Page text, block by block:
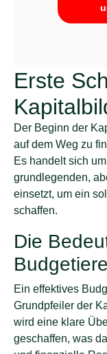
Erste
Der Beginn der
auf dem Weg zu
Es handelt sich
grundlegenden,
einsetzt, um ein
schaffen.
Die
Ein effektives
Grundpfeiler der
wird eine klare
geschaffen, was